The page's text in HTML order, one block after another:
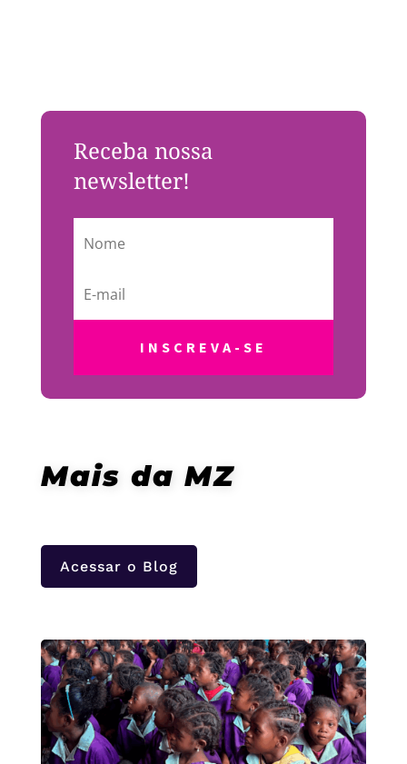
Receba nossa
newsletter!
INSCREVA-SE
Mais da MZ
Acessar o Blog